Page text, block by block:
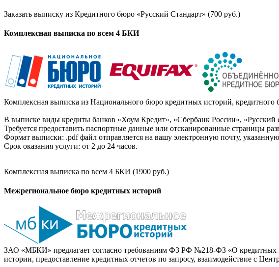
Заказать выписку из Кредитного бюро «Русский Стандарт» (700 руб.)
Комплексная выписка по всем 4 БКИ
Комплексная выписка из Национального бюро кредитных историй,
В выписке виды кредиты банков «Хоум Кредит», «Сбербанк России», «Русский
Требуется предоставить паспортные данные или отсканированные страницы
Формат выписки: .pdf файл отправляется на вашу электронную почту,
Срок оказания услуги: от 2 до 24 часов.
Комплексная выписка по всем 4 БКИ (1900 руб.)
Межрегиональное бюро кредитных историй
ЗАО «МБКИ» предлагает согласно требованиям ФЗ РФ №218-ФЗ «О кредитных
истории, предоставление кредитных отчетов по запросу, взаимодействие с